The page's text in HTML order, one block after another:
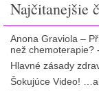
Najčitanejšie
Anona Graviola –
než chemoterapie?
Hlavné zásady
Šokujúce Video!